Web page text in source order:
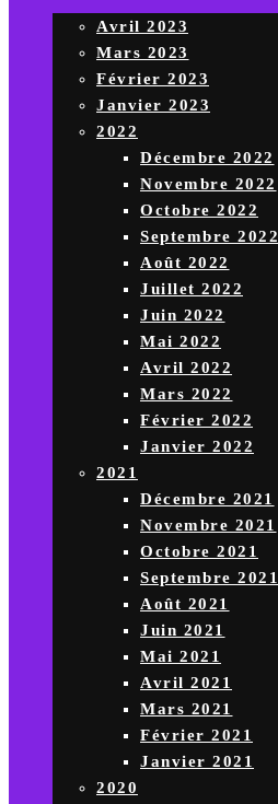
Avril 2023
Mars 2023
Février 2023
Janvier 2023
2022
Décembre 2022
Novembre 2022
Octobre 2022
Septembre 2022
Août 2022
Juillet 2022
Juin 2022
Mai 2022
Avril 2022
Mars 2022
Février 2022
Janvier 2022
2021
Décembre 2021
Novembre 2021
Octobre 2021
Septembre 2021
Août 2021
Juin 2021
Mai 2021
Avril 2021
Mars 2021
Février 2021
Janvier 2021
2020